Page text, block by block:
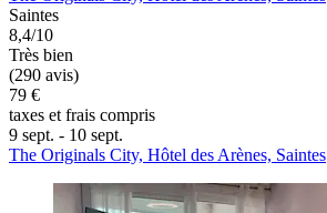
Saintes
8,4/10
Très bien
(290 avis)
79 €
taxes et frais compris
9 sept. - 10 sept.
The Originals City, Hôtel des Arènes, Saintes